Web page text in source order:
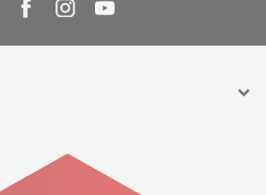
Goce Nikolovski 74 Shkup